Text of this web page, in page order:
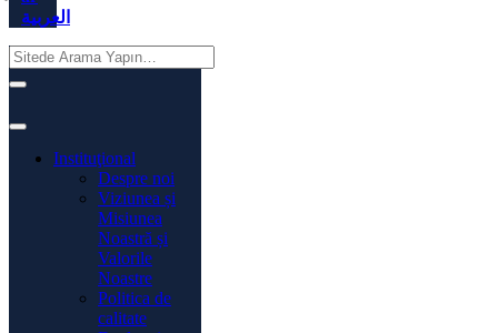
العربية
Instituţional
Despre noi
Viziunea și
Misiunea
Noastră și
Valorile
Noastre
Politica de
calitate